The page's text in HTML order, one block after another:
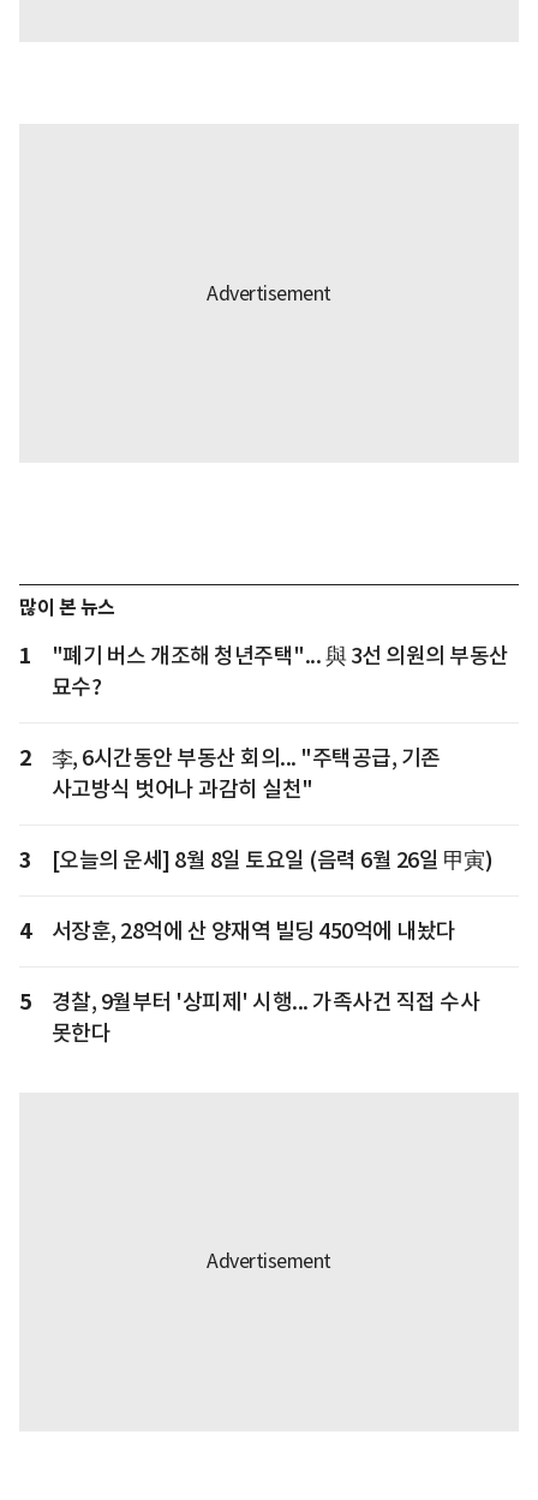
많이 본 뉴스
1
"폐기 버스 개조해 청년주택"... 與 3선 의원의 부동산
묘수?
2
李, 6시간동안 부동산 회의... "주택공급, 기존
사고방식 벗어나 과감히 실천"
3 [오늘의 운세] 8월 8일 토요일 (음력 6월 26일 甲寅)
4 서장훈, 28억에 산 양재역 빌딩 450억에 내놨다
5
경찰, 9월부터 '상피제' 시행... 가족사건 직접 수사
못한다